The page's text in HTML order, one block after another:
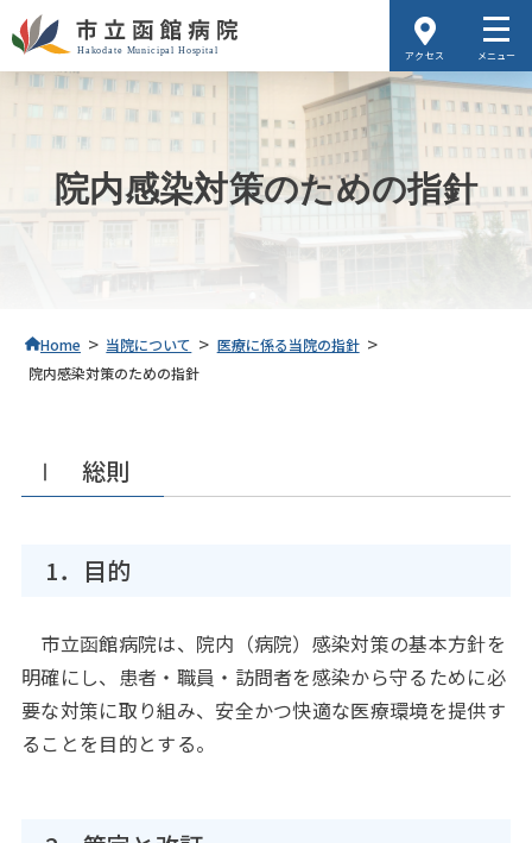
アクセス メニュー
院内感染対策のための指針
Home > 当院について > 医療に係る当院の指針 >
院内感染対策のための指針
Ⅰ 総則
1．目的
市立函館病院は、院内（病院）感染対策の基本方針を
明確にし、患者・職員・訪問者を感染から守るために必
要な対策に取り組み、安全かつ快適な医療環境を提供す
ることを目的とする。